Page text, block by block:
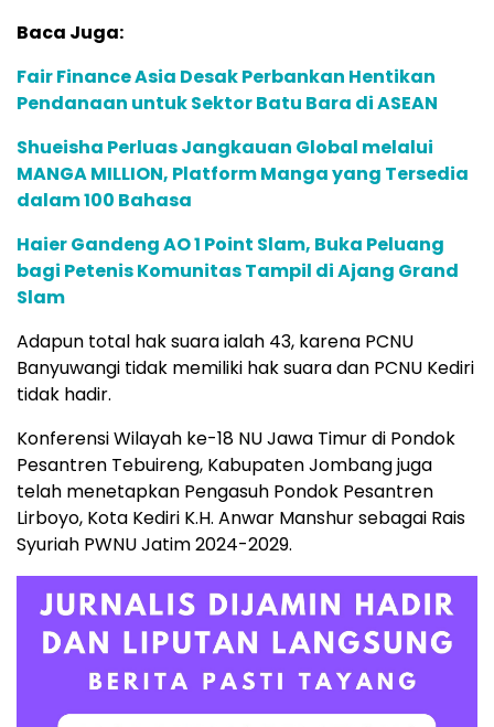
Baca Juga:
Fair Finance Asia Desak Perbankan Hentikan
Pendanaan untuk Sektor Batu Bara di ASEAN
Shueisha Perluas Jangkauan Global melalui
MANGA MILLION, Platform Manga yang Tersedia
dalam 100 Bahasa
Haier Gandeng AO 1 Point Slam, Buka Peluang
bagi Petenis Komunitas Tampil di Ajang Grand
Slam
Adapun total hak suara ialah 43, karena PCNU
Banyuwangi tidak memiliki hak suara dan PCNU Kediri
tidak hadir.
Konferensi Wilayah ke-18 NU Jawa Timur di Pondok
Pesantren Tebuireng, Kabupaten Jombang juga
telah menetapkan Pengasuh Pondok Pesantren
Lirboyo, Kota Kediri K.H. Anwar Manshur sebagai Rais
Syuriah PWNU Jatim 2024-2029.